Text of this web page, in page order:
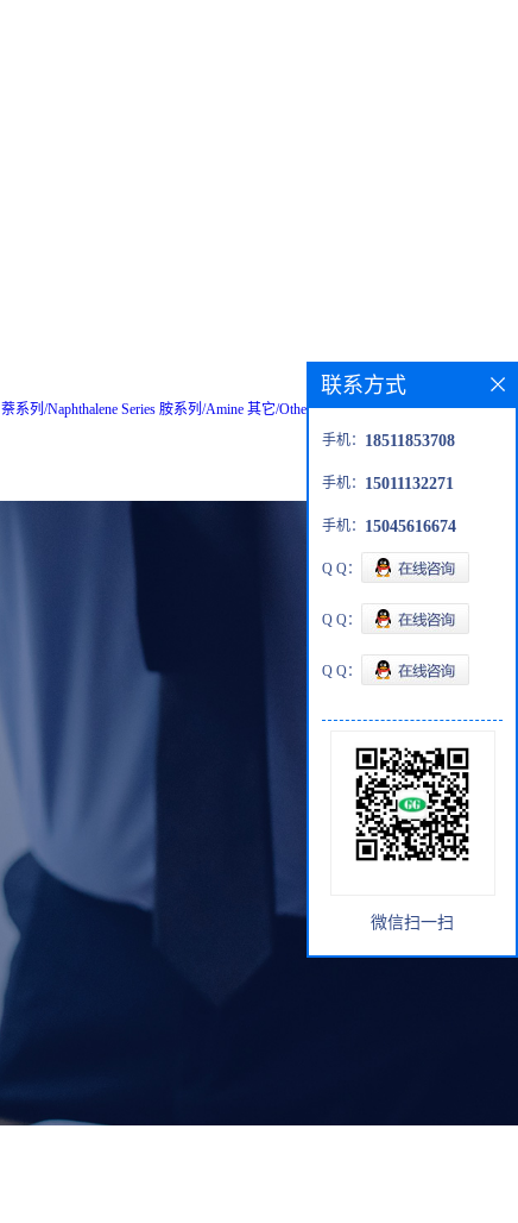
萘系列/Naphthalene Series 胺系列/Amine 其它/Others 粗品/Crude 钙钛矿材
联系方式
手机： 18511853708
手机： 15011132271
手机： 15045616674
Q Q：
Q Q：
Q Q：
微信扫一扫